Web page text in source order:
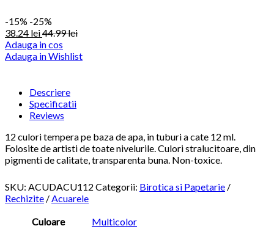
-15% -25%
38.24 lei44.99lei
Adauga in cos
Adauga in Wishlist
Descriere
Specificatii
Reviews
12 culori tempera pe baza de apa, in tuburi a cate 12 ml.
Folosite de artisti de toate nivelurile. Culori stralucitoare, din
pigmenti de calitate, transparenta buna. Non-toxice.
SKU: ACUDACU112 Categorii: Birotica si Papetarie /
Rechizite /Acuarele
Culoare
Multicolor